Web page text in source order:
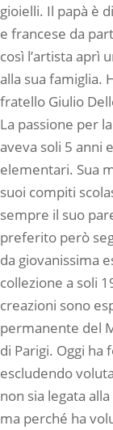
gioielli. Il papà è
e francese da
così l’artista aprì
alla sua famiglia.
fratello Giulio
La passione per
aveva soli 5 anni
elementari. Sua
suoi compiti
sempre il suo
preferito però
da giovanissima
collezione a soli
creazioni sono
permanente del
di Parigi. Oggi ha
escludendo
non sia legata
ma perché ha